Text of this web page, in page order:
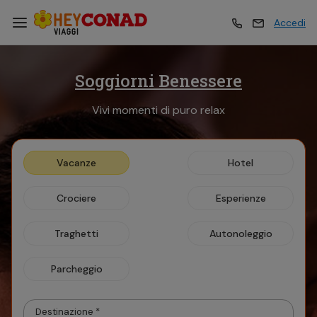
Vacanze
Esperienze
Crociere
Accedi
Esperienze
Crociere
Soggiorni Benessere
Vivi momenti di puro relax
Vacanze Hotel
Crociere Esperienze
Traghetti Autonoleggio
Parcheggio
Destinazione *